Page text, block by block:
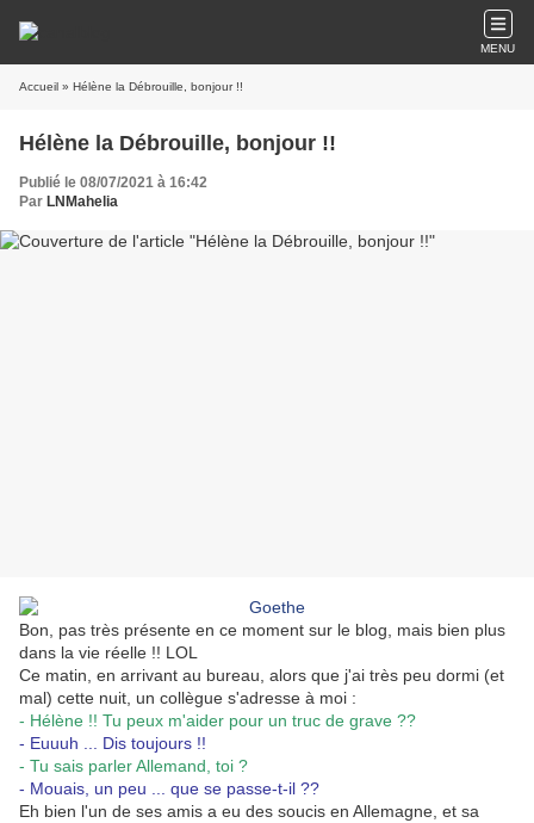
MENU
Accueil » Hélène la Débrouille, bonjour !!
Hélène la Débrouille, bonjour !!
Publié le 08/07/2021 à 16:42
Par LNMahelia
Bon, pas très présente en ce moment sur le blog, mais bien plus
dans la vie réelle !! LOL
Ce matin, en arrivant au bureau, alors que j'ai très peu dormi (et
mal) cette nuit, un collègue s'adresse à moi :
- Hélène !! Tu peux m'aider pour un truc de grave ??
- Euuuh ... Dis toujours !!
- Tu sais parler Allemand, toi ?
- Mouais, un peu ... que se passe-t-il ??
Eh bien l'un de ses amis a eu des soucis en Allemagne, et sa